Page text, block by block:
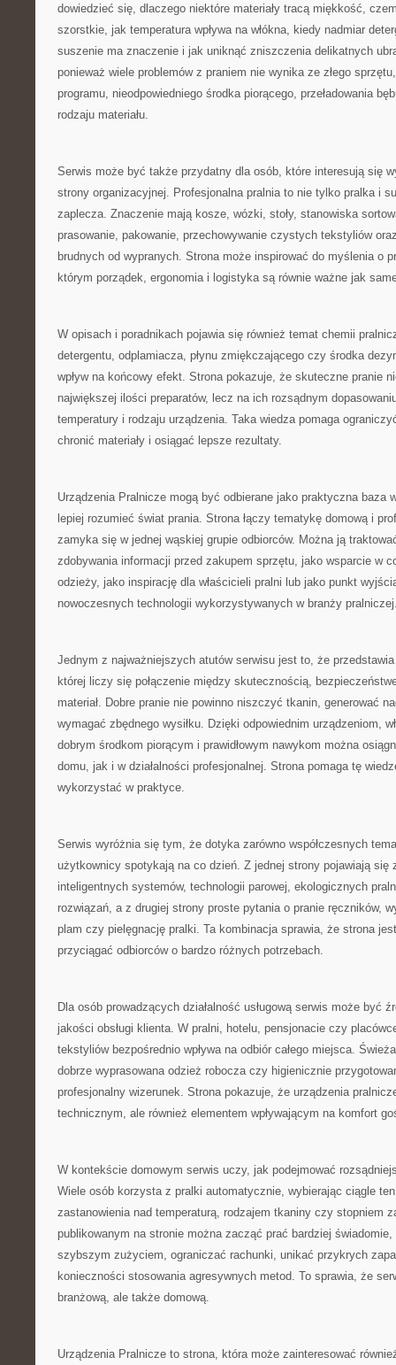
dowiedzieć się, dlaczego niektóre materiały tracą miękkość,
szorstkie, jak temperatura wpływa na włókna, kiedy nadmiar
suszenie ma znaczenie i jak uniknąć zniszczenia delikatnych
ponieważ wiele problemów z praniem nie wynika ze złego
programu, nieodpowiedniego środka piorącego, przeładowania
rodzaju materiału.
Serwis może być także przydatny dla osób, które interesują się
strony organizacyjnej. Profesjonalna pralnia to nie tylko pralka i
zaplecza. Znaczenie mają kosze, wózki, stoły, stanowiska
prasowanie, pakowanie, przechowywanie czystych tekstyliów
brudnych od wypranych. Strona może inspirować do myślenia o
którym porządek, ergonomia i logistyka są równie ważne jak
W opisach i poradnikach pojawia się również temat chemii
detergentu, odplamiacza, płynu zmiękczającego czy środka
wpływ na końcowy efekt. Strona pokazuje, że skuteczne pranie
największej ilości preparatów, lecz na ich rozsądnym
temperatury i rodzaju urządzenia. Taka wiedza pomaga
chronić materiały i osiągać lepsze rezultaty.
Urządzenia Pralnicze mogą być odbierane jako praktyczna baza
lepiej rozumieć świat prania. Strona łączy tematykę domową i
zamyka się w jednej wąskiej grupie odbiorców. Można ją
zdobywania informacji przed zakupem sprzętu, jako wsparcie w
odzieży, jako inspirację dla właścicieli pralni lub jako punkt
nowoczesnych technologii wykorzystywanych w branży
Jednym z najważniejszych atutów serwisu jest to, że
której liczy się połączenie między skutecznością,
materiał. Dobre pranie nie powinno niszczyć tkanin, generować
wymagać zbędnego wysiłku. Dzięki odpowiednim urządzeniom,
dobrym środkom piorącym i prawidłowym nawykom można
domu, jak i w działalności profesjonalnej. Strona pomaga tę
wykorzystać w praktyce.
Serwis wyróżnia się tym, że dotyka zarówno współczesnych
użytkownicy spotykają na co dzień. Z jednej strony pojawiają się
inteligentnych systemów, technologii parowej, ekologicznych
rozwiązań, a z drugiej strony proste pytania o pranie ręczników,
plam czy pielęgnację pralki. Ta kombinacja sprawia, że strona
przyciągać odbiorców o bardzo różnych potrzebach.
Dla osób prowadzących działalność usługową serwis może być
jakości obsługi klienta. W pralni, hotelu, pensjonacie czy
tekstyliów bezpośrednio wpływa na odbiór całego miejsca.
dobrze wyprasowana odzież robocza czy higienicznie
profesjonalny wizerunek. Strona pokazuje, że urządzenia
technicznym, ale również elementem wpływającym na komfort
W kontekście domowym serwis uczy, jak podejmować
Wiele osób korzysta z pralki automatycznie, wybierając ciągle
zastanowienia nad temperaturą, rodzajem tkaniny czy stopniem
publikowanym na stronie można zacząć prać bardziej
szybszym zużyciem, ograniczać rachunki, unikać przykrych
konieczności stosowania agresywnych metod. To sprawia, że
branżową, ale także domową.
Urządzenia Pralnicze to strona, która może zainteresować